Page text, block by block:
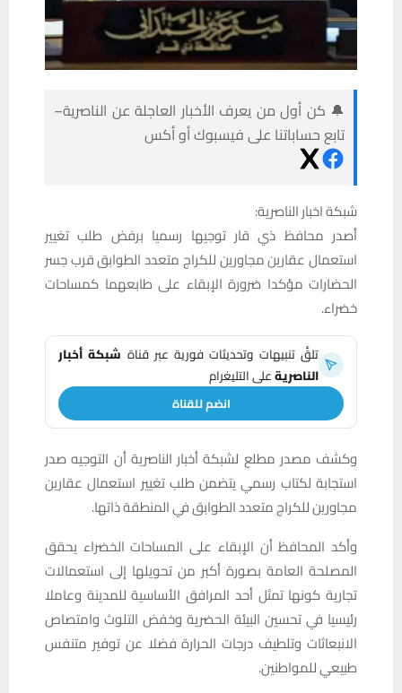
🔔 كن أول من يعرف الأخبار العاجلة عن الناصرية–
تابع حساباتنا على فيسبوك أو أكس
شبكة اخبار الناصرية:
أصدر محافظ ذي قار توجيها رسميا برفض طلب تغيير
استعمال عقارين مجاورين للكراج متعدد الطوابق قرب جسر
الحضارات مؤكدا ضرورة الإبقاء على طابعهما كمساحات
خضراء.
تلقَّ تنبيهات وتحديثات فورية عبر قناة شبكة أخبار
الناصريةعلى التليغرام
انضم للقناة
وكشف مصدر مطلع لشبكة أخبار الناصرية أن التوجيه صدر
استجابة لكتاب رسمي يتضمن طلب تغيير استعمال عقارين
مجاورين للكراج متعدد الطوابق في المنطقة ذاتها.
وأكد المحافظ أن الإبقاء على المساحات الخضراء يحقق
المصلحة العامة بصورة أكبر من تحويلها إلى استعمالات
تجارية كونها تمثل أحد المرافق الأساسية للمدينة وعاملا
رئيسيا في تحسين البيئة الحضرية وخفض التلوث وامتصاص
الانبعاثات وتلطيف درجات الحرارة فضلا عن توفير متنفس
طبيعي للمواطنين.